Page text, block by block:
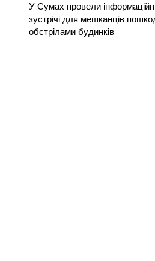
У Сумах провели
зустрічі для мешканців
обстрілами будинків